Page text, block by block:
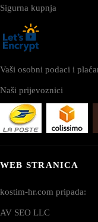
Sigurna kupnja
Vaši osobni podaci i
Naši prijevoznici
WEB STRANICA
kostim-hr.com pripada:
AV SEO LLC